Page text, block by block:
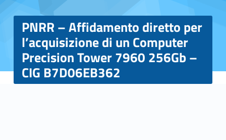
PNRR – Affidamento diretto per
l’acquisizione di un Computer
Precision Tower 7960 256Gb –
CIG B7D06EB362